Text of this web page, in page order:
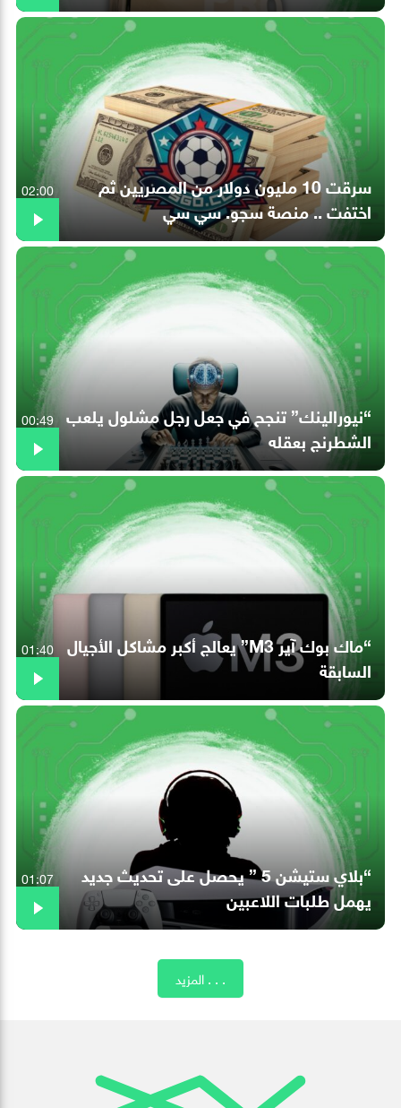
سرقت 10 مليون دولار من المصريين ثم
اختفت .. منصة سجو. سي سي
02:00
“نيورالينك” تنجح في جعل رجل مشلول يلعب
الشطرنج بعقله
00:49
“ماك بوك آير M3” يعالج أكبر مشاكل الأجيال
السابقة
01:40
“بلاي ستيشن 5 ” يحصل على تحديث جديد
يهمل طلبات اللاعبين
01:07
المزيد . . .